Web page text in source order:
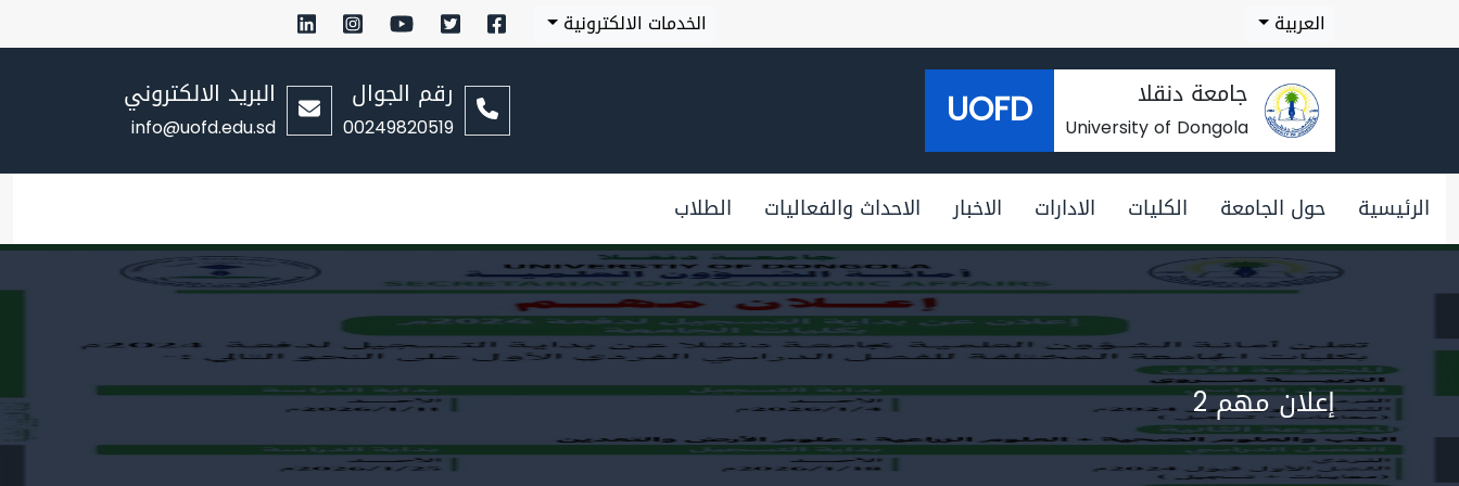
العربية الخدمات الالكترونية
جامعة دنقلا
University of Dongola
UOFD رقم الجوال
00249820519
البريد الالكتروني
info@uofd.edu.sd
الرئيسية حول الجامعة الكليات الادارات الاخبار الاحداث والفعاليات الطلاب
إعلان مهم 2